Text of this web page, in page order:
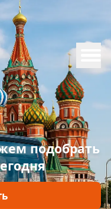
подобрать
Меню
Главная
Каталог
Марки
Информация